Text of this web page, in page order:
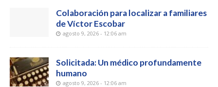
Colaboración para localizar a familiares
de Víctor Escobar
agosto 9, 2026 - 12:06 am
Solicitada: Un médico profundamente
humano
agosto 9, 2026 - 12:06 am